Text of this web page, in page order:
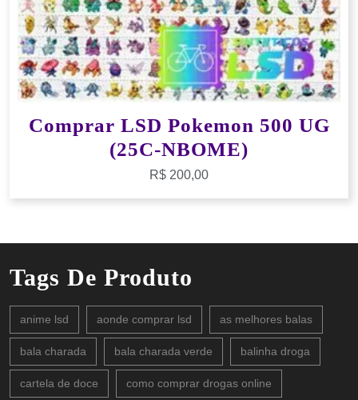
Comprar LSD Pokemon 500 UG
(25C-NBOME)
R$ 200,00
Tags De Produto
anime lsd aonde comprar lsd as melhores balas
bala charada bala charada verde balinha droga
cartela de doce como comprar drogas online